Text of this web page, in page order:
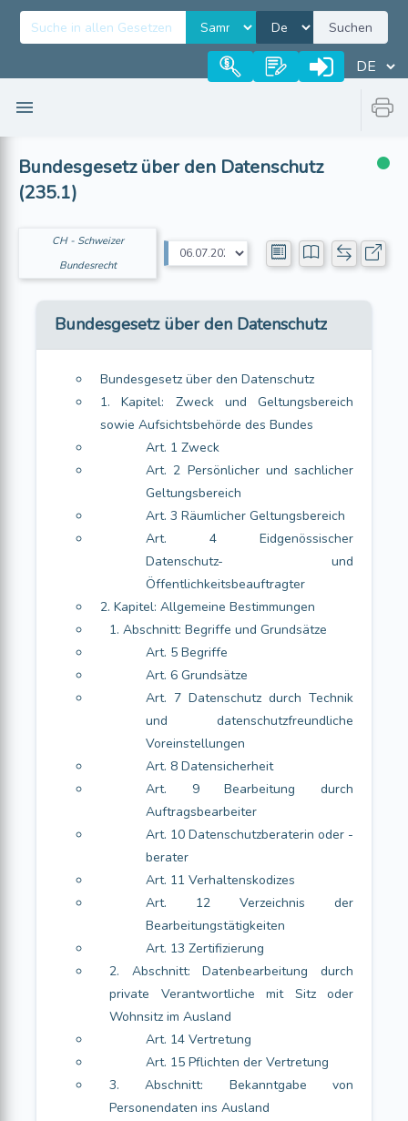
Suchen
Bundesgesetz über den Datenschutz
(235.1)
CH - Schweizer
Bundesrecht
Bundesgesetz über den Datenschutz
Bundesgesetz über den Datenschutz
1. Kapitel: Zweck und Geltungsbereich
sowie Aufsichtsbehörde des Bundes
Art. 1 Zweck
Art. 2 Persönlicher und sachlicher
Geltungsbereich
Art. 3 Räumlicher Geltungsbereich
Art. 4 Eidgenössischer
Datenschutz- und
Öffentlichkeitsbeauftragter
2. Kapitel: Allgemeine Bestimmungen
1. Abschnitt: Begriffe und Grundsätze
Art. 5 Begriffe
Art. 6 Grundsätze
Art. 7 Datenschutz durch Technik
und datenschutzfreundliche
Voreinstellungen
Art. 8 Datensicherheit
Art. 9 Bearbeitung durch
Auftragsbearbeiter
Art. 10 Datenschutzberaterin oder -
berater
Art. 11 Verhaltenskodizes
Art. 12 Verzeichnis der
Bearbeitungstätigkeiten
Art. 13 Zertifizierung
2. Abschnitt: Datenbearbeitung durch
private Verantwortliche mit Sitz oder
Wohnsitz im Ausland
Art. 14 Vertretung
Art. 15 Pflichten der Vertretung
3. Abschnitt: Bekanntgabe von
Personendaten ins Ausland